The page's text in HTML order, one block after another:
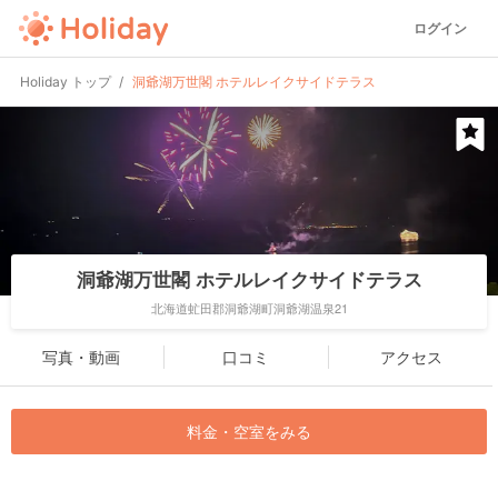
ログイン
Holiday トップ 洞爺湖万世閣 ホテルレイクサイドテラス
洞爺湖万世閣 ホテルレイクサイドテラス
北海道虻田郡洞爺湖町洞爺湖温泉21
写真・動画 口コミ アクセス
料金・空室をみる